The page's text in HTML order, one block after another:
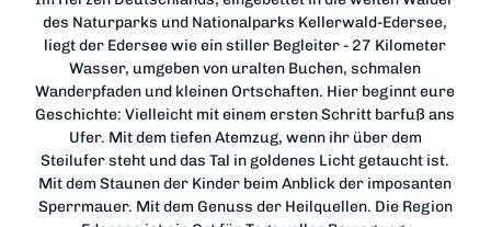
des Naturparks und Nationalparks Kellerwald-Edersee,
liegt der Edersee wie ein stiller Begleiter - 27 Kilometer
Wasser, umgeben von uralten Buchen, schmalen
Wanderpfaden und kleinen Ortschaften. Hier beginnt eure
Geschichte: Vielleicht mit einem ersten Schritt barfuß ans
Ufer. Mit dem tiefen Atemzug, wenn ihr über dem
Steilufer steht und das Tal in goldenes Licht getaucht ist.
Mit dem Staunen der Kinder beim Anblick der imposanten
Sperrmauer. Mit dem Genuss der Heilquellen. Die Region